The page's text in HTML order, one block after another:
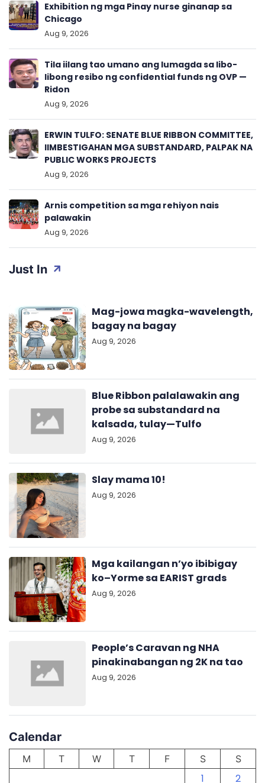
Just In
Mag-jowa magka-wavelength,
bagay na bagay
Aug 9, 2026
Blue Ribbon palalawakin ang
probe sa substandard na
kalsada, tulay—Tulfo
Aug 9, 2026
Slay mama 10!
Aug 9, 2026
Mga kailangan n’yo ibibigay
ko–Yorme sa EARIST grads
Aug 9, 2026
People’s Caravan ng NHA
pinakinabangan ng 2K na tao
Aug 9, 2026
Calendar
M T W T F S S
1
2
Exhibition ng mga Pinay nurse ginanap sa
Chicago
Aug 9, 2026
Tila iilang tao umano ang lumagda sa libo-
libong resibo ng confidential funds ng OVP —
Ridon
Aug 9, 2026
ERWIN TULFO: SENATE BLUE RIBBON COMMITTEE,
IIMBESTIGAHAN MGA SUBSTANDARD, PALPAK NA
PUBLIC WORKS PROJECTS
Aug 9, 2026
Arnis competition sa mga rehiyon nais
palawakin
Aug 9, 2026